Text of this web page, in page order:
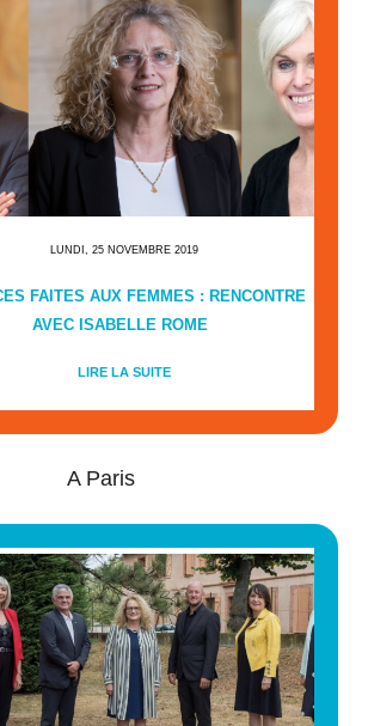
LUNDI, 25 NOVEMBRE 2019
FAITES AUX FEMMES : RENCONTRE
AVEC ISABELLE ROME
LIRE LA SUITE
A Paris